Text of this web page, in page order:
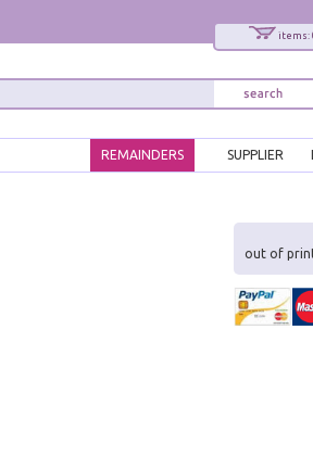
items:
SUPPLIER
REMAINDERS
out of
Interessato ai nostri
Allora iscriviti alla nostra
Sarai informato delle
comunque cancellarti